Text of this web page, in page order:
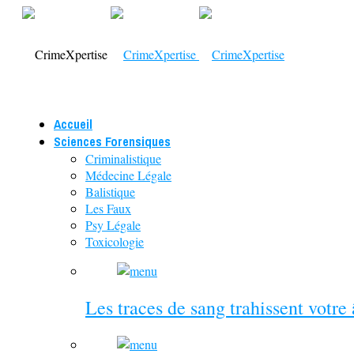
Accueil
Sciences Forensiques
Criminalistique
Médecine Légale
Balistique
Les Faux
Psy Légale
Toxicologie
Les traces de sang trahissent votre